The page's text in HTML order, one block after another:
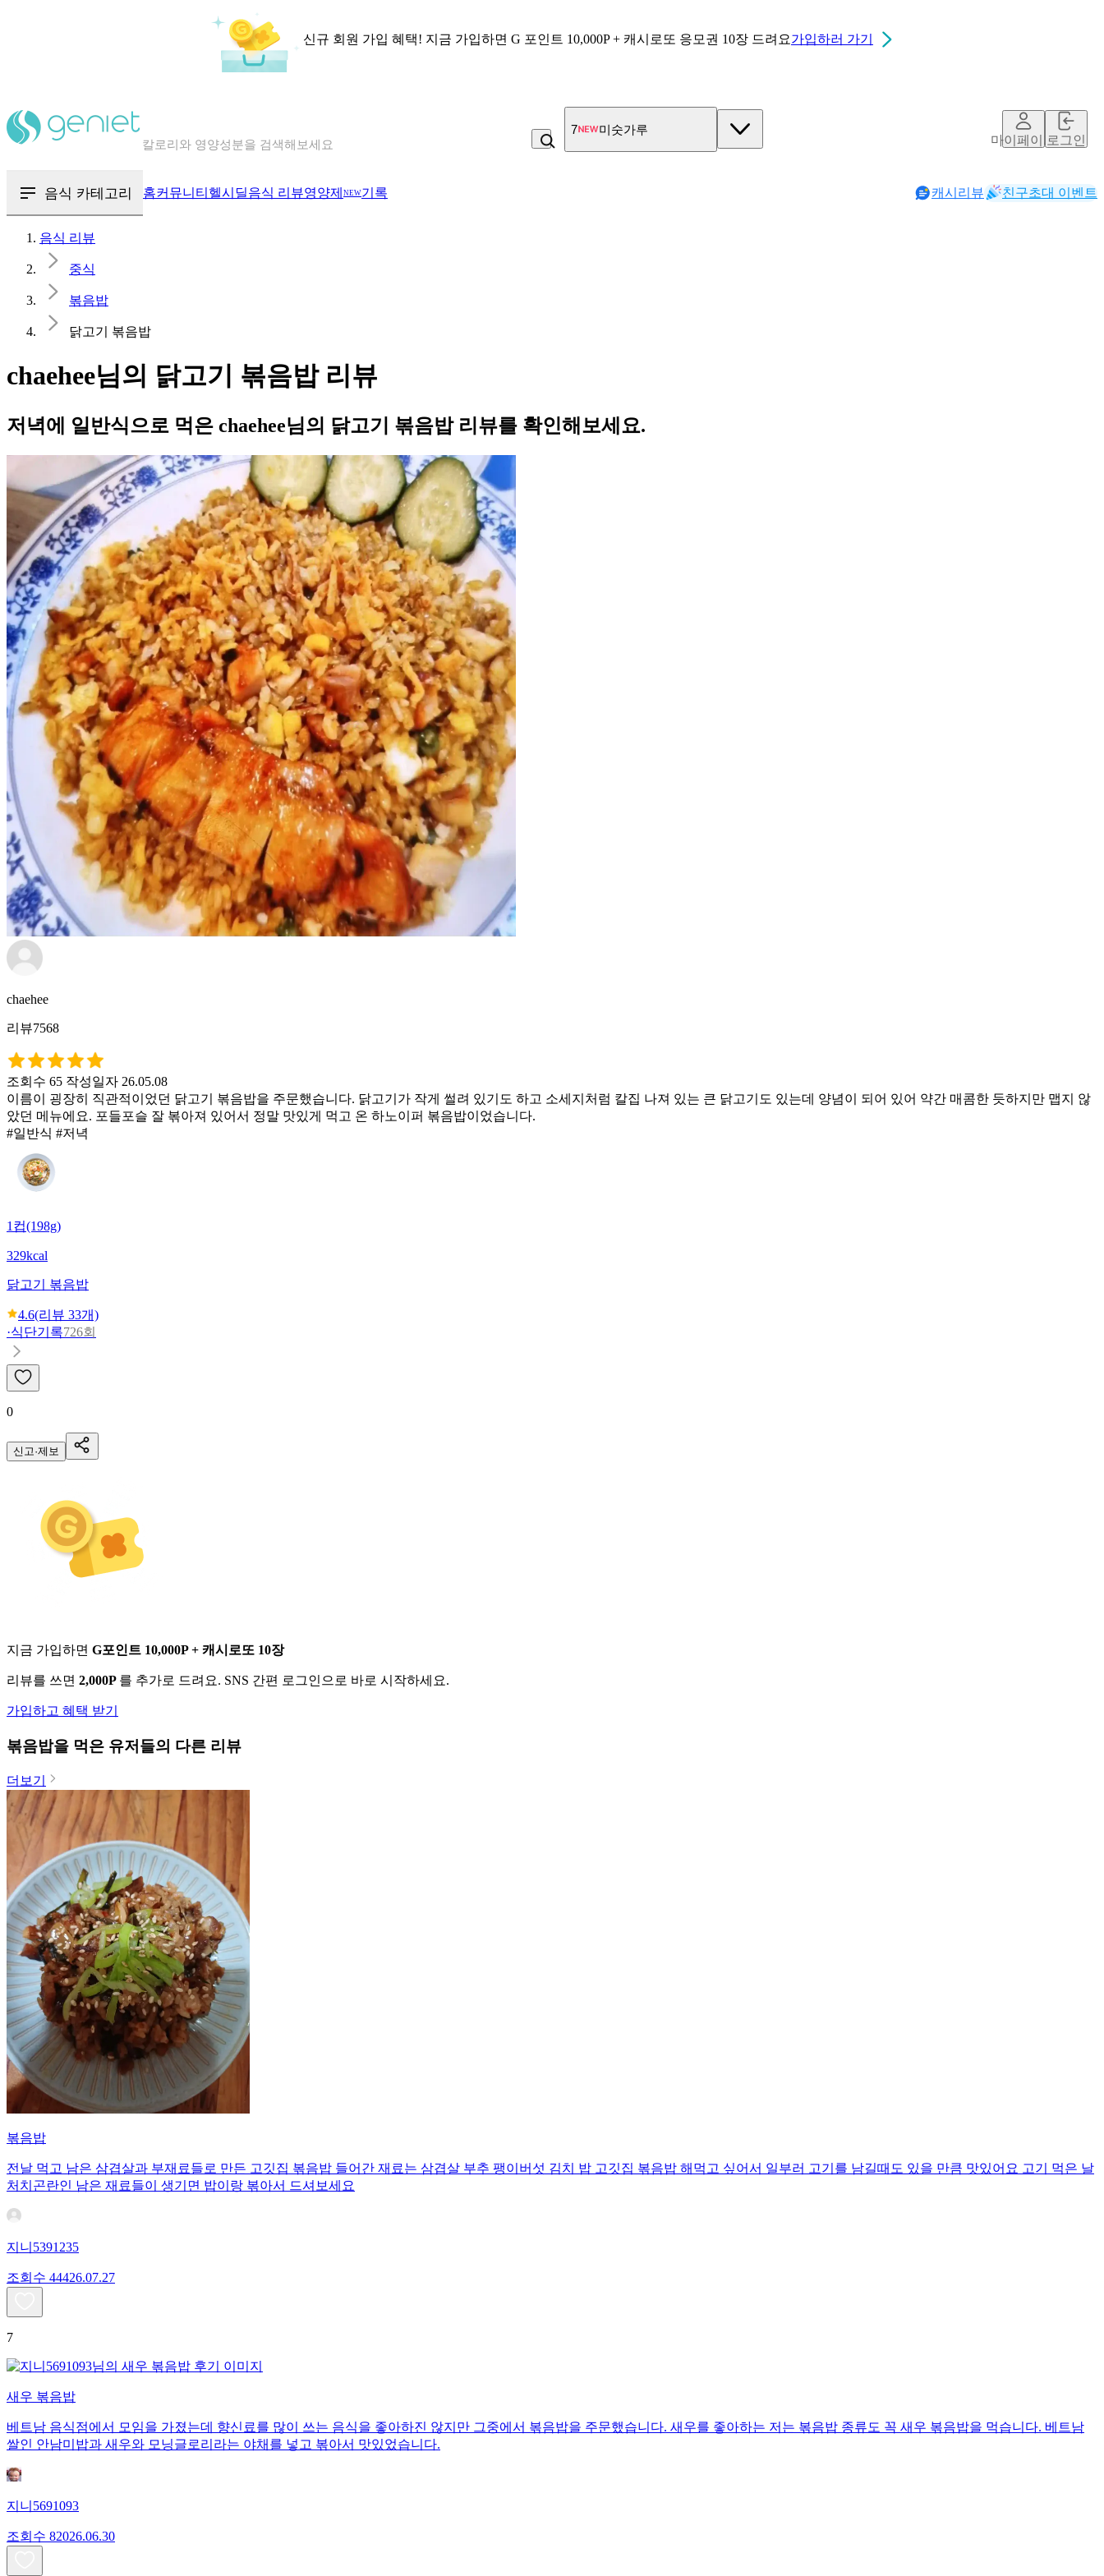
신규 회원 가입 혜택! 지금 가입하면 G 포인트 10,000P + 캐시로또 응모권 10장 드려요가입하러 가기
혈당 · 다이어트 음식 검색해보세요
7 미숫가루
마이페이지로그인
음식 카테고리 홈커뮤니티 헬시딜음식 리뷰영양제 NEW기록 캐시리뷰 친구초대 이벤트
음식 리뷰
중식
볶음밥
닭고기 볶음밥
chaehee님의 닭고기 볶음밥 리뷰
저녁에 일반식으로 먹은 chaehee님의 닭고기 볶음밥 리뷰를 확인해보세요.
chaehee
리뷰7568
조회수 65 작성일자 26.05.08
이름이 굉장히 직관적이었던 닭고기 볶음밥을 주문했습니다. 닭고기가 작게 썰려 있기도 하고 소세지처럼 칼집 나져 있는 큰 닭고기도 있는데 양념이 되어 있어 약간 매콤한 듯하지만 맵지 않
았던 메뉴에요. 포들포슬 잘 볶아져 있어서 정말 맛있게 먹고 온 하노이퍼 볶음밥이었습니다.
#일반식 #저녁
1컵(198g)
329kcal
닭고기 볶음밥
4.6(리뷰 33개)
·식단기록726회
0
신고·제보
지금 가입하면 G포인트 10,000P + 캐시로또 10장
리뷰를 쓰면 2,000P 를 추가로 드려요. SNS 간편 로그인으로 바로 시작하세요.
가입하고 혜택 받기
볶음밥을 먹은 유저들의 다른 리뷰
더보기
볶음밥
전날 먹고 남은 삼겹살과 부재료들로 만든 고깃집 볶음밥 들어간 재료는 삼겹살 부추 팽이버섯 김치 밥 고깃집 볶음밥 해먹고 싶어서 일부러 고기를 남길때도 있을 만큼 맛있어요 고기 먹은 날
처치곤란인 남은 재료들이 생기면 밥이랑 볶아서 드셔보세요
지니5391235
조회수 44426.07.27
7
새우 볶음밥
베트남 음식점에서 모임을 가졌는데 향신료를 많이 쓰는 음식을 좋아하진 않지만 그중에서 볶음밥을 주문했습니다. 새우를 좋아하는 저는 볶음밥 종류도 꼭 새우 볶음밥을 먹습니다. 베트남
쌀인 안남미밥과 새우와 모닝글로리라는 야채를 넣고 볶아서 맛있었습니다.
지니5691093
조회수 82026.06.30